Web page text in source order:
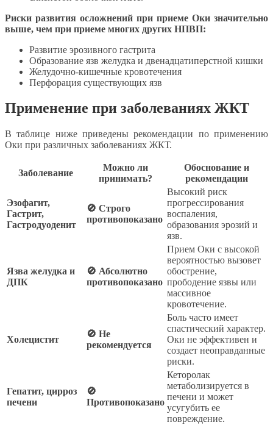
Риски развития осложнений при приеме Оки значительно
выше, чем при приеме многих других НПВП:
Развитие эрозивного гастрита
Образование язв желудка и двенадцатиперстной кишки
Желудочно-кишечные кровотечения
Перфорация существующих язв
Применение при заболеваниях ЖКТ
В таблице ниже приведены рекомендации по применению
Оки при различных заболеваниях ЖКТ.
Заболевание
Можно ли
принимать?
Обоснование и
рекомендации
Эзофагит,
Гастрит,
Гастродуоденит
🚫 Строго
противопоказано
Высокий риск
прогрессирования
воспаления,
образования эрозий и
язв.
Язва желудка и
ДПК
🚫 Абсолютно
противопоказано
Прием Оки с высокой
вероятностью вызовет
обострение,
прободение язвы или
массивное
кровотечение.
Холецистит
🚫 Не
рекомендуется
Боль часто имеет
спастический характер.
Оки не эффективен и
создает неоправданные
риски.
Гепатит, цирроз
печени
🚫
Противопоказано
Кеторолак
метаболизируется в
печени и может
усугубить ее
повреждение.